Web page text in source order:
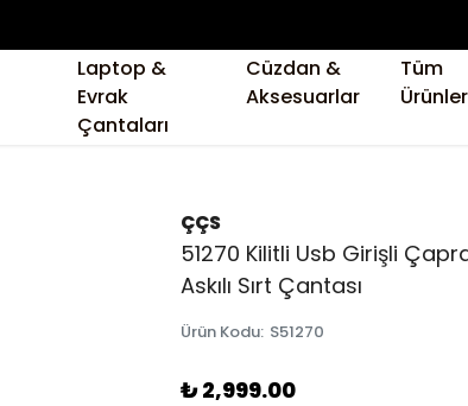
Laptop &
Evrak
Çantaları
Cüzdan &
Aksesuarlar
Tüm
Ürünler
ÇÇS
51270 Kilitli Usb Girişli
Askılı Sırt Çantası
Ürün Kodu: S51270
₺ 2,999.00